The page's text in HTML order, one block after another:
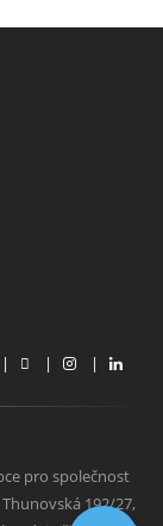
| |
pro společnost
Thunovská 192/27,